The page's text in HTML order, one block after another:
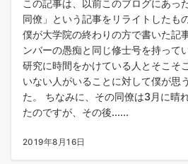
この記事は、以前このブログにあっ
同僚」という記事をリライトしたも
僕が大学院の終わりの方で書いた記
ンバーの愚痴と同じ修士号を持って
研究に時間をかけている人とそこそ
いない人がいることに対して僕が思
た。 ちなみに、その同僚は3月に晴
たのですが、その後......
2019年8月16日